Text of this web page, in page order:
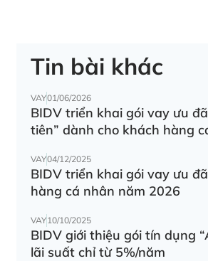
Tin bài khác
VAY01/06/2026
BIDV triển khai gói vay ưu
tiên” dành cho khách hàng
VAY04/12/2025
BIDV triển khai gói vay ưu
hàng cá nhân năm 2026
VAY10/10/2025
BIDV giới thiệu gói tín dụng
lãi suất chỉ từ 5%/năm